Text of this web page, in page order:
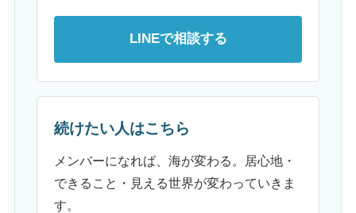
LINEで相談する
続けたい人はこちら
メンバーになれば、海が変わる。居心地・
できること・見える世界が変わっていきま
す。